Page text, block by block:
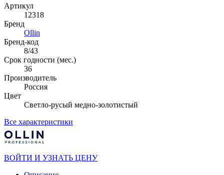
Артикул
12318
Бренд
Ollin
Бренд-код
8/43
Срок годности (мес.)
36
Производитель
Россия
Цвет
Светло-русый медно-золотистый
Все характеристики
ВОЙТИ И УЗНАТЬ ЦЕНУ